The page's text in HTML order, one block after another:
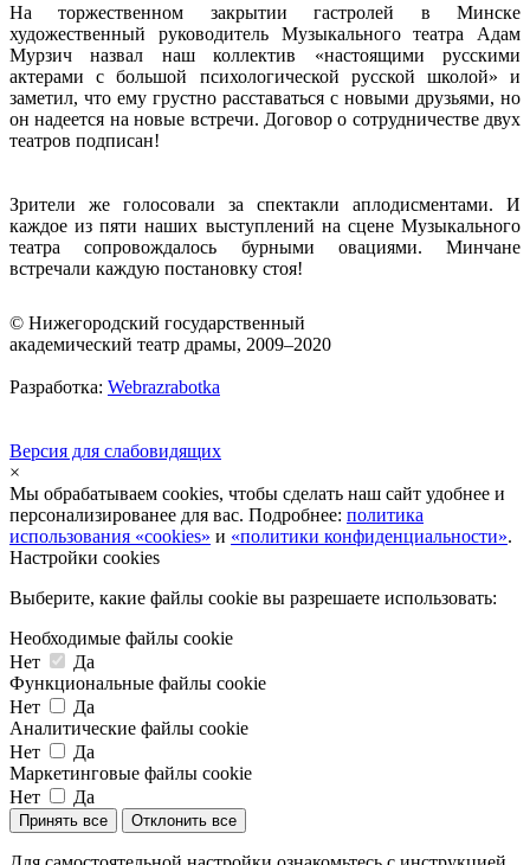
На торжественном закрытии гастролей в Минске
художественный руководитель Музыкального театра Адам
Мурзич назвал наш коллектив «настоящими русскими
актерами с большой психологической русской школой» и
заметил, что ему грустно расставаться с новыми друзьями, но
он надеется на новые встречи. Договор о сотрудничестве двух
театров подписан!
Зрители же голосовали за спектакли аплодисментами. И
каждое из пяти наших выступлений на сцене Музыкального
театра сопровождалось бурными овациями. Минчане
встречали каждую постановку стоя!
© Нижегородский государственный
академический театр драмы, 2009–2020
Разработка: Webrazrabotka
Версия для слабовидящих
×
Мы обрабатываем cookies, чтобы сделать наш сайт удобнее и
персонализированее для вас. Подробнее: политика
использования «cookies» и «политики конфиденциальности».
Настройки cookies
Выберите, какие файлы cookie вы разрешаете использовать:
Необходимые файлы cookie
Нет
Да
Функциональные файлы cookie
Нет
Да
Аналитические файлы cookie
Нет
Да
Маркетинговые файлы cookie
Нет
Да
Принять все Отклонить все